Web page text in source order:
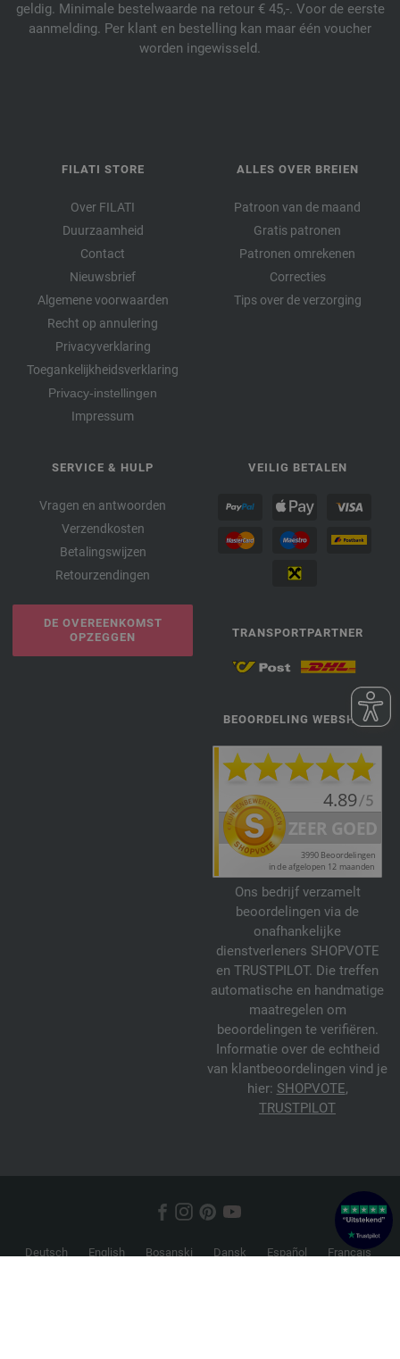
geldig. Minimale bestelwaarde na retour € 45,-. Voor de eerste
aanmelding. Per klant en bestelling kan maar één voucher
worden ingewisseld.
FILATI STORE
Over FILATI
Duurzaamheid
Contact
Nieuwsbrief
Algemene voorwaarden
Recht op annulering
Privacyverklaring
Toegankelijkheidsverklaring
Privacy-instellingen
Impressum
ALLES OVER BREIEN
Patroon van de maand
Gratis patronen
Patronen omrekenen
Correcties
Tips over de verzorging
SERVICE & HULP
Vragen en antwoorden
Verzendkosten
Betalingswijzen
Retourzendingen
DE OVEREENKOMST
OPZEGGEN
VEILIG BETALEN
TRANSPORTPARTNER
BEOORDELING WEBSHOP
Ons bedrijf verzamelt
beoordelingen via de
onafhankelijke
dienstverleners SHOPVOTE
en TRUSTPILOT. Die treffen
automatische en handmatige
maatregelen om
beoordelingen te verifiëren.
Informatie over de echtheid
van klantbeoordelingen vind je
hier: SHOPVOTE,
TRUSTPILOT
Deutsch English Bosanski Dansk Español
Français